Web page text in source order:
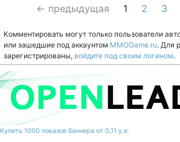
← предыдущая 1 2 3
Комментировать могут только пользователи
или зашедшие под аккаунтом MMOGame.ru. Для
зарегистрированы, войдите под своим логином.
Купить 1000 показов баннера от 0,11 у.е.